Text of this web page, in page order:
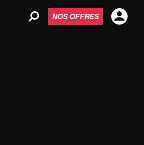
NOS OFFRES